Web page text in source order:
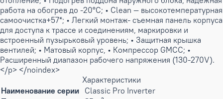
работа на обогрев до -20°C; • Clean — высокотемпературная
самоочистка+57*; • Легкий монтаж- съемная панель корпуса
для доступа к трассе и соединениям, маркировки и
встроенный пузырьковый уровень; • Защитная крышка
вентилей; • Матовый корпус, • Компрессор GMCC; •
Расширенный диапазон рабочего напряжения (130-270V).
</p> </noindex>
Характеристики
Наименование серии Classic Pro Inverter